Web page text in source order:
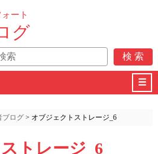
ート
グ
☰
ログ> オブジェクトストレージ_6
トレージ_6